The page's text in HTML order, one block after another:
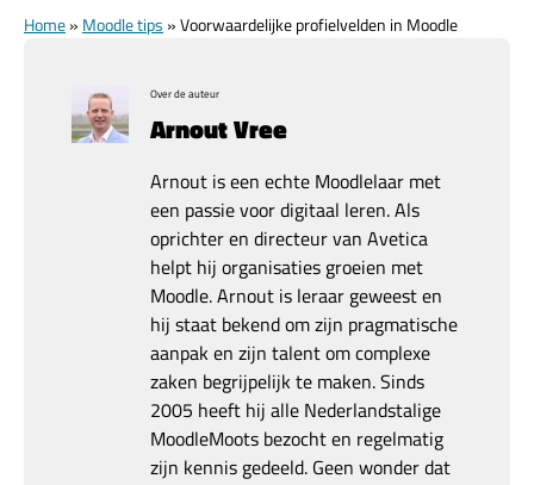
Home» Moodle tips »Voorwaardelijke profielvelden in Moodle
Over de auteur
Arnout Vree
Arnout is een echte Moodlelaar met
een passie voor digitaal leren. Als
oprichter en directeur van Avetica
helpt hij organisaties groeien met
Moodle. Arnout is leraar geweest en
hij staat bekend om zijn pragmatische
aanpak en zijn talent om complexe
zaken begrijpelijk te maken. Sinds
2005 heeft hij alle Nederlandstalige
MoodleMoots bezocht en regelmatig
zijn kennis gedeeld. Geen wonder dat